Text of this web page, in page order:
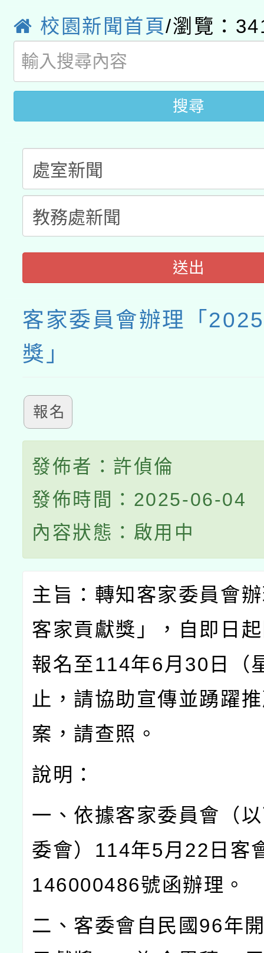
業成長研習」實施計畫
族教育國際趨勢與發展
新北市政府教育局辦理
師專業成長研習實施計
方素養工作坊新北場」
函轉國立臺灣師範大學
族語言臺北學習中心
「族語學習班」招生簡
轉知有關國立成功大學
文教學共融平台-教案
教育部國民及學前教育
年度COVID-19疫苗接
接種之民眾」措施，延
月28日止
校園新聞首頁/瀏覽：
搜尋
送出
客家委員會辦理「
獎」
報名
發佈者：許偵倫
發佈時間：2025-06-04
內容狀態：啟用中
主旨：轉知客家委員會
客家貢獻獎」，自即日
報名至114年6月 30 日（
止，請協助宣傳並踴躍
案，請查照。
說明：
一、依據客家委員會（
委會） 114年5月 22 日客
146000486號函辦理。
二、客委會自民國 96年